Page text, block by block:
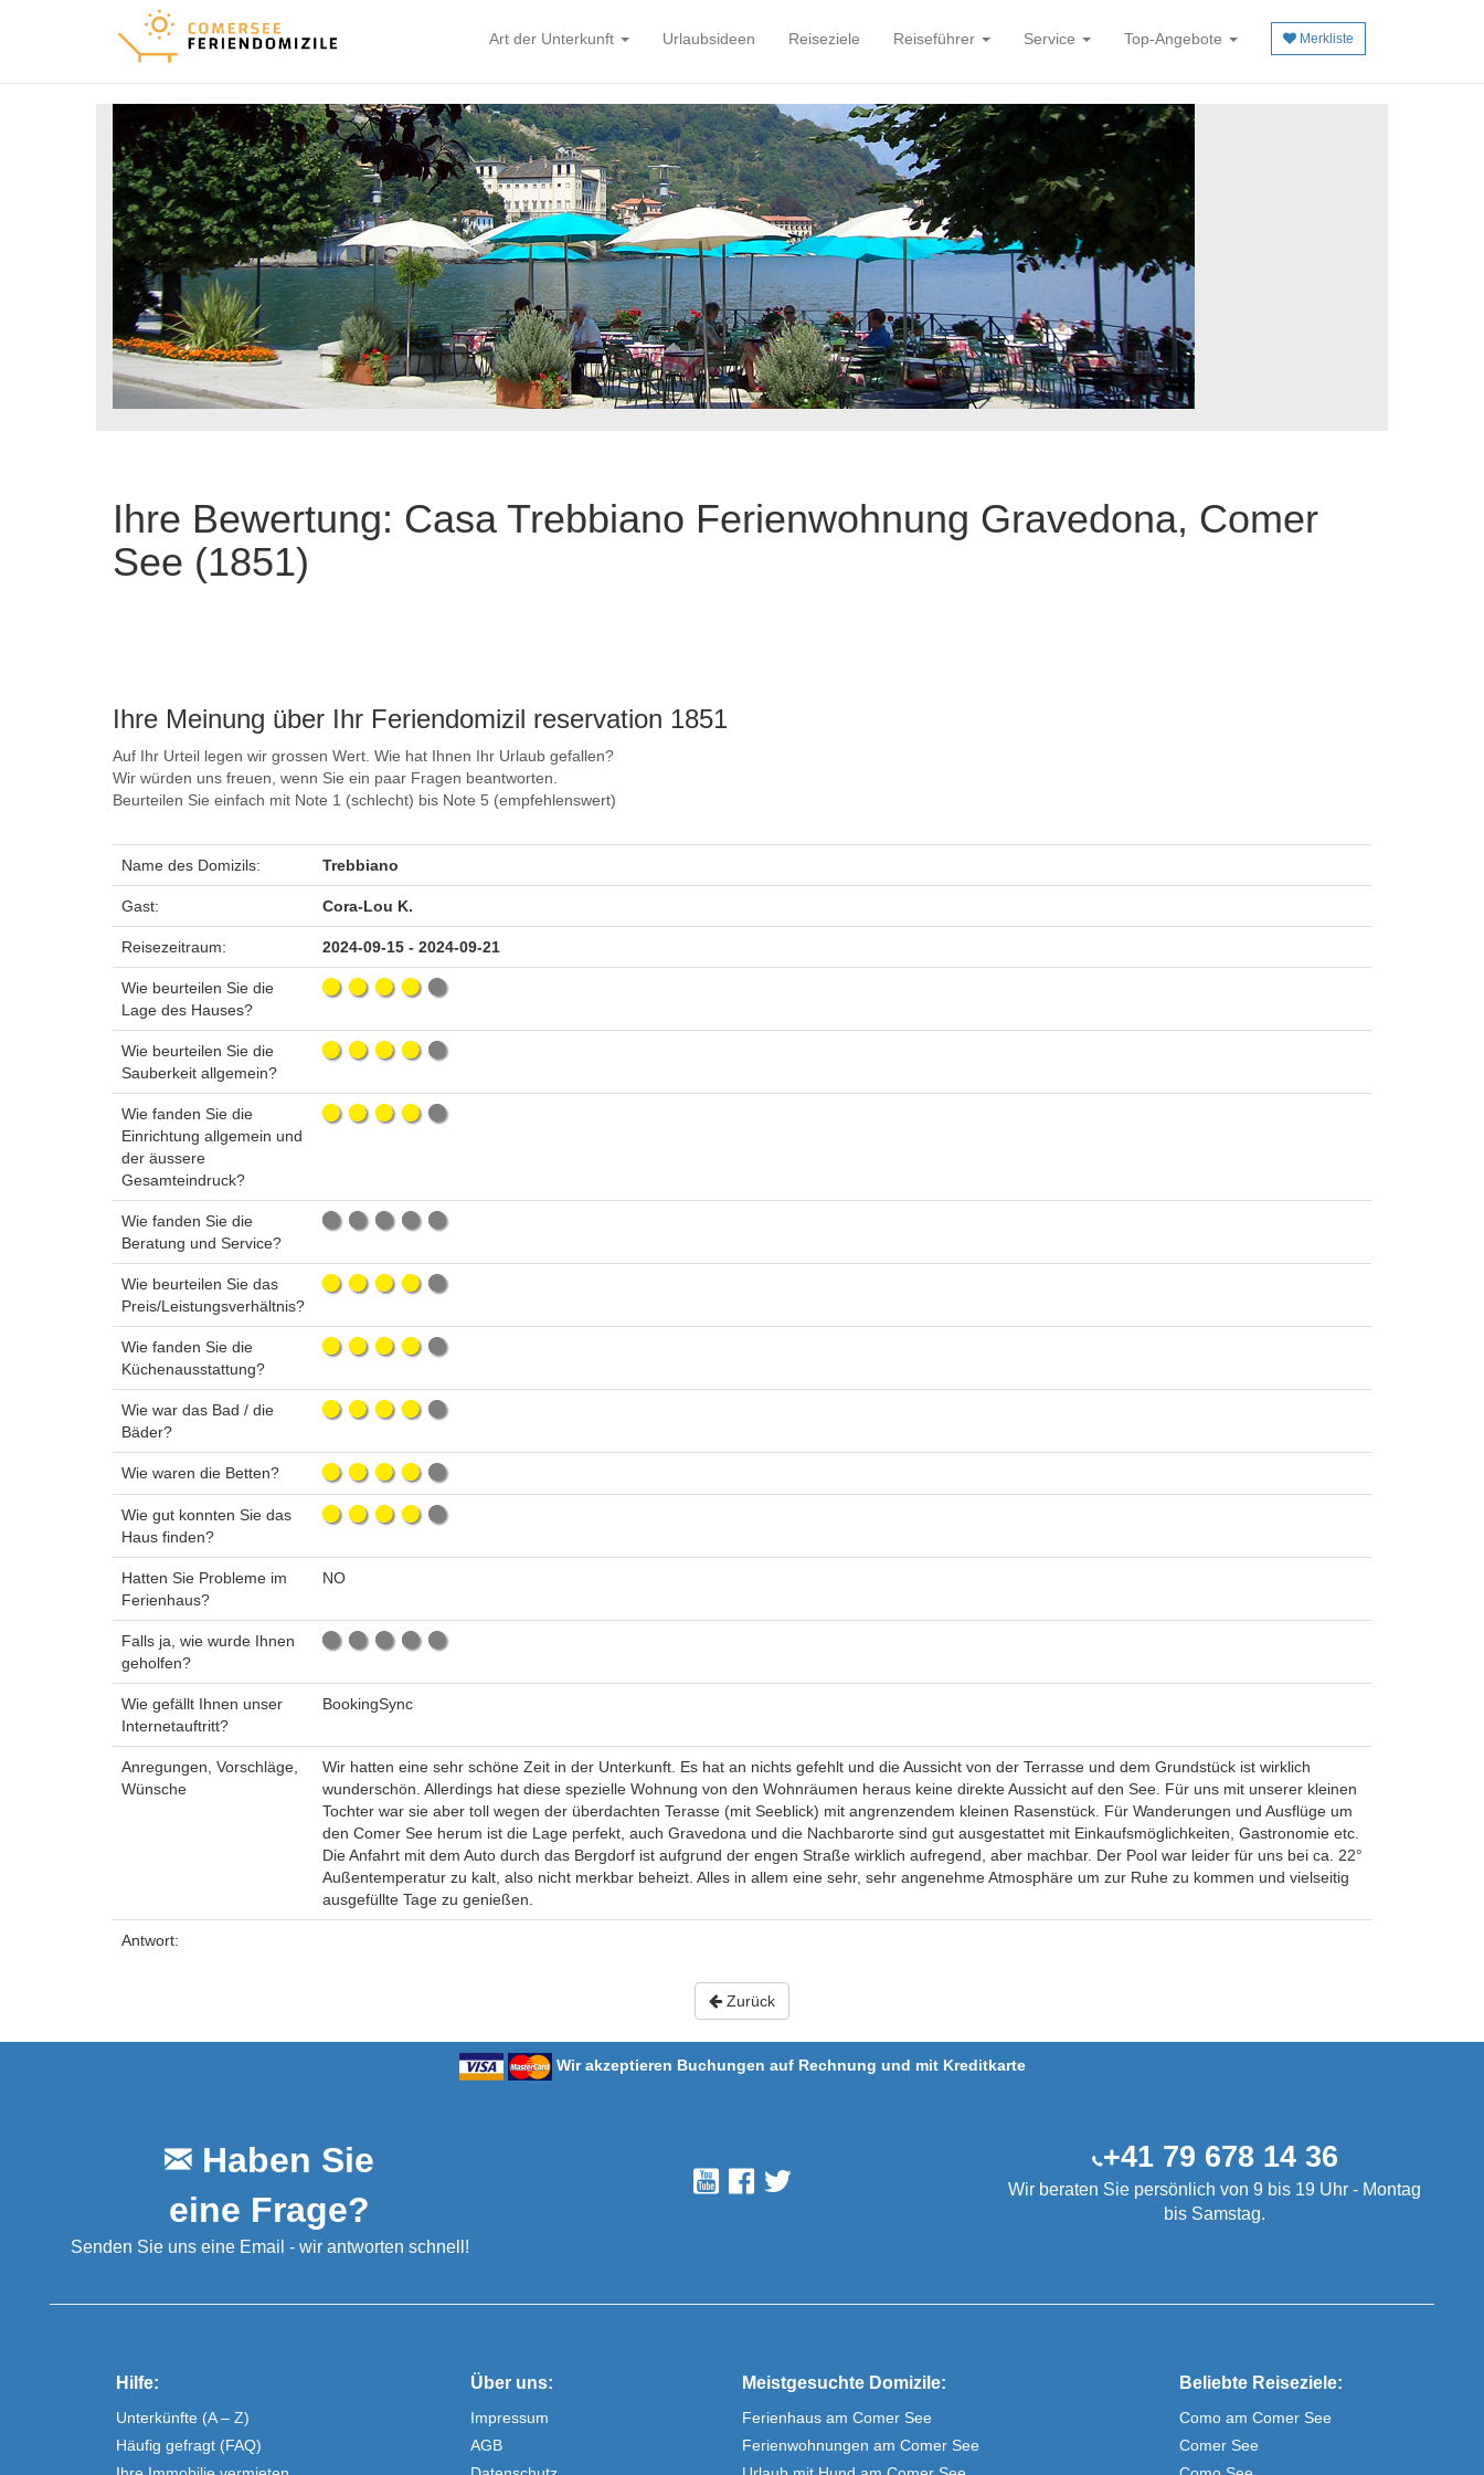
Art der Unterkunft Urlaubsideen Reiseziele Reiseführer Service Top-Angebote Merkliste
Ihre Bewertung: Casa Trebbiano Ferienwohnung Gravedona, Comer
See (1851)
Ihre Meinung über Ihr Feriendomizil reservation 1851
Auf Ihr Urteil legen wir grossen Wert. Wie hat Ihnen Ihr Urlaub gefallen?
Wir würden uns freuen, wenn Sie ein paar Fragen beantworten.
Beurteilen Sie einfach mit Note 1 (schlecht) bis Note 5 (empfehlenswert)
Name des Domizils: Trebbiano
Gast: Cora-Lou K.
Reisezeitraum: 2024-09-15 - 2024-09-21
Wie beurteilen Sie die
Lage des Hauses?
Wie beurteilen Sie die
Sauberkeit allgemein?
Wie fanden Sie die
Einrichtung allgemein und
der äussere
Gesamteindruck?
Wie fanden Sie die
Beratung und Service?
Wie beurteilen Sie das
Preis/Leistungsverhältnis?
Wie fanden Sie die
Küchenausstattung?
Wie war das Bad / die
Bäder?
Wie waren die Betten?
Wie gut konnten Sie das
Haus finden?
Hatten Sie Probleme im
Ferienhaus?
NO
Falls ja, wie wurde Ihnen
geholfen?
Wie gefällt Ihnen unser
Internetauftritt?
BookingSync
Anregungen, Vorschläge,
Wünsche
Wir hatten eine sehr schöne Zeit in der Unterkunft. Es hat an nichts gefehlt und die Aussicht von der Terrasse und dem Grundstück ist wirklich
wunderschön. Allerdings hat diese spezielle Wohnung von den Wohnräumen heraus keine direkte Aussicht auf den See. Für uns mit unserer kleinen
Tochter war sie aber toll wegen der überdachten Terasse (mit Seeblick) mit angrenzendem kleinen Rasenstück. Für Wanderungen und Ausflüge um
den Comer See herum ist die Lage perfekt, auch Gravedona und die Nachbarorte sind gut ausgestattet mit Einkaufsmöglichkeiten, Gastronomie etc.
Die Anfahrt mit dem Auto durch das Bergdorf ist aufgrund der engen Straße wirklich aufregend, aber machbar. Der Pool war leider für uns bei ca. 22°
Außentemperatur zu kalt, also nicht merkbar beheizt. Alles in allem eine sehr, sehr angenehme Atmosphäre um zur Ruhe zu kommen und vielseitig
ausgefüllte Tage zu genießen.
Antwort:
Zurück
Wir akzeptieren Buchungen auf Rechnung und mit Kreditkarte
Haben Sie
eine Frage?
Senden Sie uns eine Email - wir antworten schnell!
+41 79 678 14 36
Wir beraten Sie persönlich von 9 bis 19 Uhr - Montag
bis Samstag.
Hilfe:
Unterkünfte (A – Z)
Häufig gefragt (FAQ)
Über uns:
Impressum
AGB
Meistgesuchte Domizile:
Ferienhaus am Comer See
Ferienwohnungen am Comer See
Beliebte Reiseziele:
Como am Comer See
Comer See